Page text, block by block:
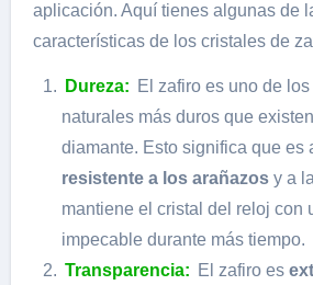
aplicación. Aquí tienes algunas de
características de los cristales de
Dureza: El zafiro es uno de
naturales más duros que
diamante. Esto significa que es
resistente a los arañazosy a
mantiene el cristal del reloj con
impecable durante más tiempo.
Transparencia: El zafiro es